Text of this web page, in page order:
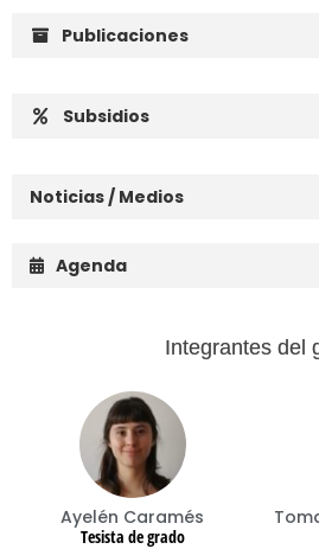
Publicaciones
Subsidios
Noticias / Medios
Agenda
Integrantes del
Ayelén Caramés
Tesista de grado